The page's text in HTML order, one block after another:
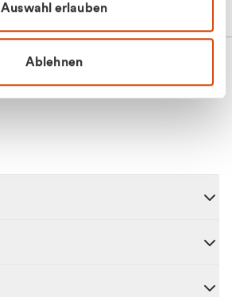
Auswahl erlauben
Ablehnen